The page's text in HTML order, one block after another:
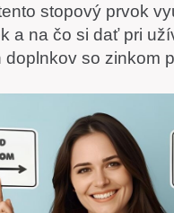
stopový prvok
a na čo si dať pri
doplnkov so zinkom